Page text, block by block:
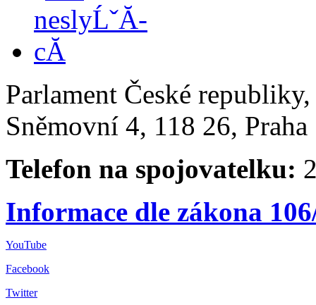
Parlament České
Sněmovní 4, 118 26,
Telefon na spojovatelku:
Informace dle zákona
YouTube
Facebook
Twitter